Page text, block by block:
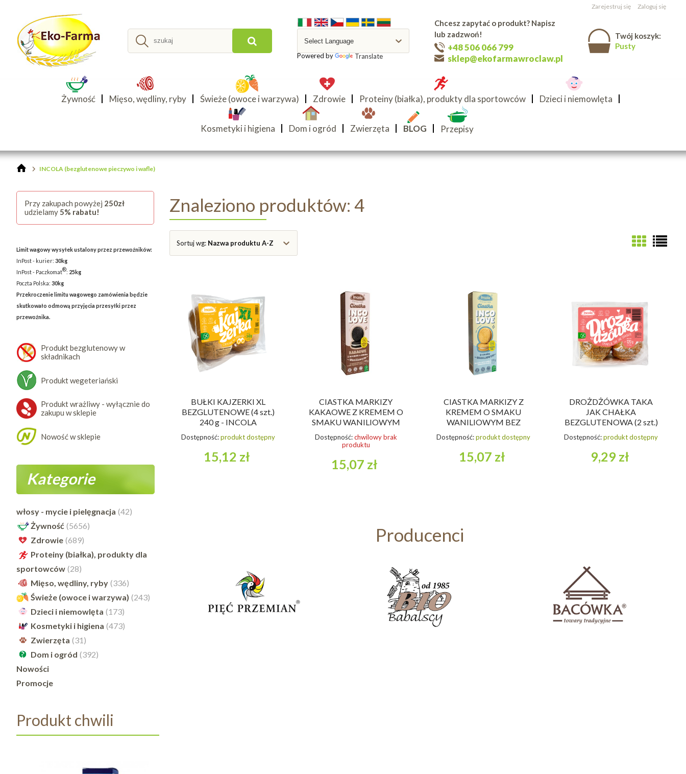
Zarejestruj się Zaloguj się
Powered by Translate
Chcesz zapytać o produkt? Napisz
lub zadzwoń!
+48 506 066 799
sklep@ekofarmawroclaw.pl
Twój koszyk:
Pusty
Żywność Mięso, wędliny, ryby Świeże (owoce i warzywa) Zdrowie Proteiny (białka), produkty dla sportowców Dzieci i niemowlęta
Kosmetyki i higiena Dom i ogród Zwierzęta BLOG Przepisy
INCOLA (bezglutenowe pieczywo i wafle)
Przy zakupach powyżej 250zł
udzielamy5% rabatu!
Limit wagowy wysyłek ustalony przez przewoźników:
InPost - kurier: 30kg
InPost - Paczkomat®: 25kg
Poczta Polska: 30kg
Przekroczenie limitu wagowego zamówienia będzie
skutkowało odmową przyjęcia przesyłki przez
przewoźnika.
Produkt bezglutenowy w
składnikach
Produkt wegeteriański
Produkt wrażliwy - wyłącznie do
zakupu w sklepie
Nowość w sklepie
Kategorie
włosy - mycie i pielęgnacja (42)
Żywność (5656)
Zdrowie (689)
Proteiny (białka), produkty dla
sportowców (28)
Mięso, wędliny, ryby (336)
Świeże (owoce i warzywa) (243)
Dzieci i niemowlęta (173)
Kosmetyki i higiena (473)
Zwierzęta (31)
Dom i ogród (392)
Nowości
Promocje
Produkt chwili
Znaleziono produktów: 4
Sortuj wg: Nazwa produktu A-Z
BUŁKI KAJZERKI XL
BEZGLUTENOWE (4 szt.)
240 g - INCOLA
Dostępność:produkt dostępny
15,12 zł
CIASTKA MARKIZY
KAKAOWE Z KREMEM O
SMAKU WANILIOWYM
BEZ CUKRU
BEZGLUTENOWE 125 g -
Dostępność: chwilowy brak
produktu
15,07 zł
CIASTKA MARKIZY Z
KREMEM O SMAKU
WANILIOWYM BEZ
CUKRU
BEZGLUTENOWE 125 g -
INCOLA
Dostępność:produkt dostępny
15,07 zł
DROŻDŻÓWKA TAKA
JAK CHAŁKA
BEZGLUTENOWA (2 szt.)
120 g - INCOLA
Dostępność:produkt dostępny
9,29 zł
Producenci